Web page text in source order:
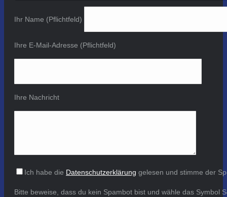
Ihr Name (Pflichtfeld)
Ihre E-Mail-Adresse (Pflichtfeld)
Ihre Nachricht
Ich habe die Datenschutzerklärung gelesen und stimme der
Bitte beweise, dass du kein Spambot bist und wähle das Symbol